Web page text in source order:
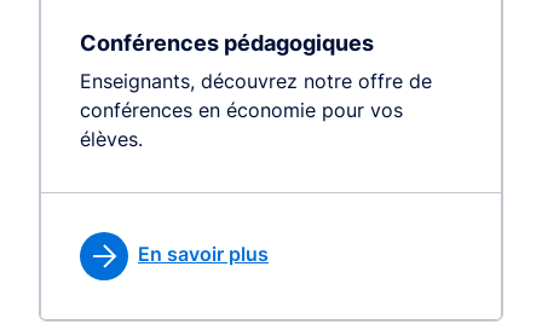
Conférences pédagogiques
Enseignants, découvrez notre offre de
conférences en économie pour vos
élèves.
En savoir plus